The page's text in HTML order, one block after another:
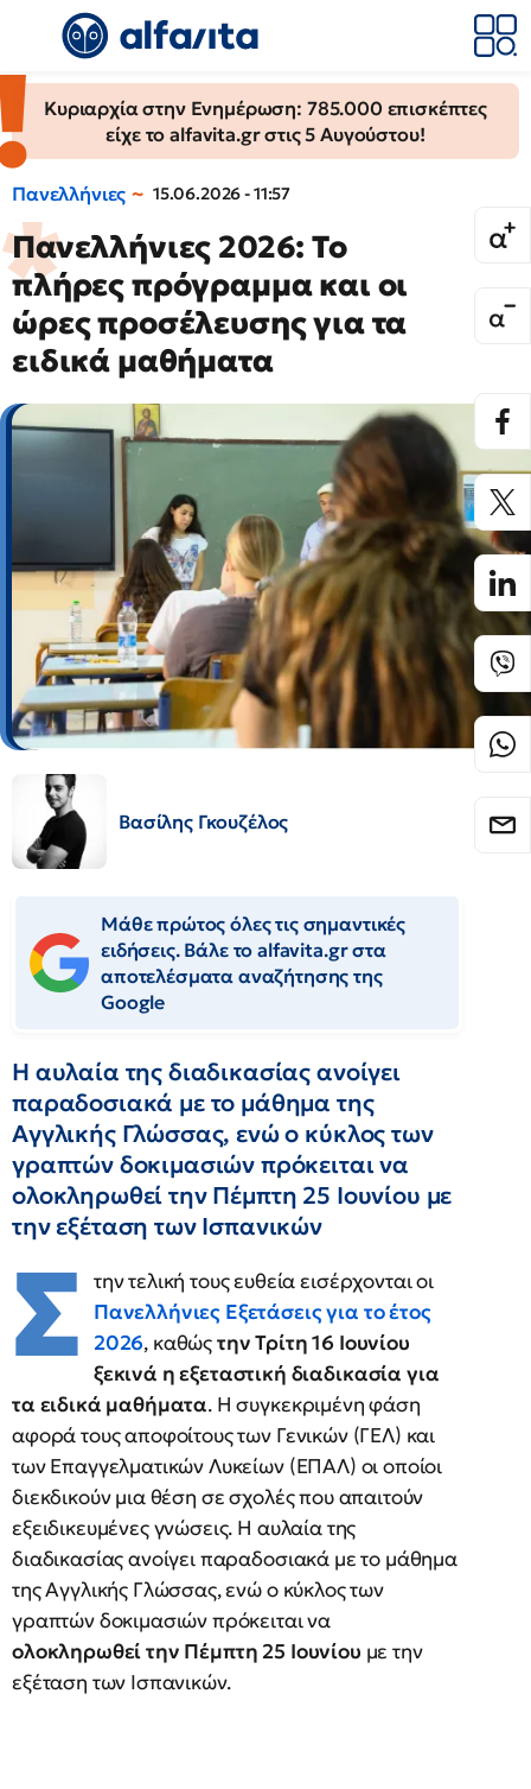
Κυριαρχία στην Ενημέρωση: 785.000 επισκέπτες
είχε το alfavita.gr στις 5 Αυγούστου!
Πανελλήνιες 15.06.2026 - 11:57
Πανελλήνιες 2026: Το
πλήρες πρόγραμμα και οι
ώρες προσέλευσης για τα
ειδικά μαθήματα
Βασίλης Γκουζέλος
Μάθε πρώτος όλες τις σημαντικές
ειδήσεις. Βάλε το alfavita.gr στα
αποτελέσματα αναζήτησης της
Google
Η αυλαία της διαδικασίας ανοίγει
παραδοσιακά με το μάθημα της
Αγγλικής Γλώσσας, ενώ ο κύκλος των
γραπτών δοκιμασιών πρόκειται να
ολοκληρωθεί την Πέμπτη 25 Ιουνίου με
την εξέταση των Ισπανικών
Σ την τελική τους ευθεία εισέρχονται οι
Πανελλήνιες Εξετάσεις για το έτος
2026, καθώςτην Τρίτη 16 Ιουνίου
ξεκινά η εξεταστική διαδικασία για
τα ειδικά μαθήματα. Η συγκεκριμένη φάση
αφορά τους αποφοίτους των Γενικών (ΓΕΛ) και
των Επαγγελματικών Λυκείων (ΕΠΑΛ) οι οποίοι
διεκδικούν μια θέση σε σχολές που απαιτούν
εξειδικευμένες γνώσεις. Η αυλαία της
διαδικασίας ανοίγει παραδοσιακά με το μάθημα
της Αγγλικής Γλώσσας, ενώ ο κύκλος των
γραπτών δοκιμασιών πρόκειται να
ολοκληρωθεί την Πέμπτη 25 Ιουνίου με την
εξέταση των Ισπανικών.